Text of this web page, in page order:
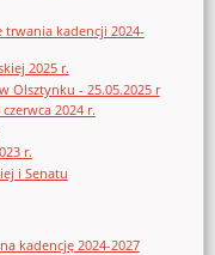
trwania kadencji 2024-
2025 r.
Olsztynku - 25.05.2025 r
2024 r.
r.
i Senatu
kadencję 2024-2027